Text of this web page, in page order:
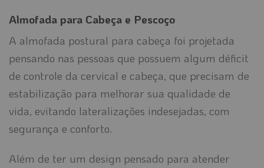
Almofada para Cabeça e Pescoço
A almofada postural para cabeça foi projetada
pensando nas pessoas que possuem algum déficit
de controle da cervical e cabeça, que precisam de
estabilização para melhorar sua qualidade de
vida, evitando lateralizações indesejadas, com
segurança e conforto.
Além de ter um design pensado para atender